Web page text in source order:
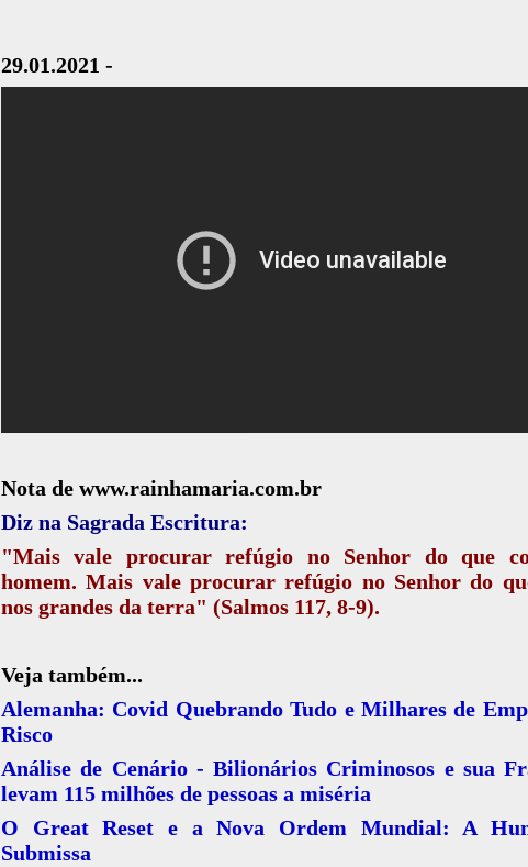
29.01.2021 -
Nota de www.rainhamaria.com.br
Diz na Sagrada Escritura:
"Mais vale procurar refúgio no Senhor do que
homem. Mais vale procurar refúgio no Senhor do
nos grandes da terra" (Salmos 117, 8-9).
Veja também...
Alemanha: Covid Quebrando Tudo e Milhares de
Risco
Análise de Cenário - Bilionários Criminosos e sua
levam 115 milhões de pessoas a miséria
O Great Reset e a Nova Ordem Mundial: A
Submissa